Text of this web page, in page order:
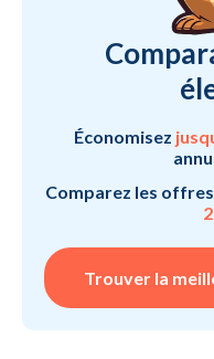
Économisez
Comparez les
Trouver la